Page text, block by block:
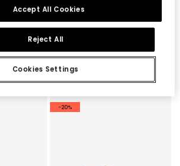
Mercedes Victoria bosco barefoot in tela color fragola
Sneakers Victoria Bosco barefoot in tela colore aloe
59,00 €
-20%
Cookies Settings
Reject All
Accept All Cookies